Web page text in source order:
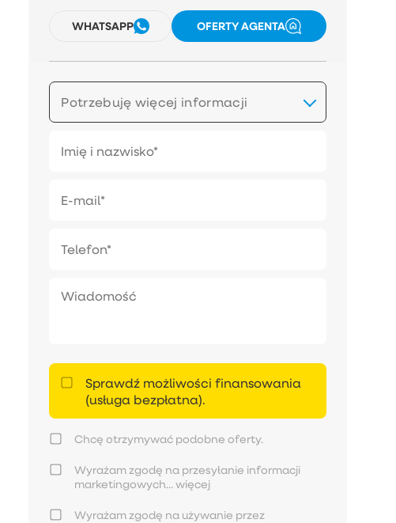
WHATSAPP OFERTY AGENTA
Potrzebuję więcej informacji
Sprawdź możliwości finansowania
(usługa bezpłatna).
Chcę otrzymywać podobne oferty.
Wyrażam zgodę na przesyłanie informacji
marketingowych... więcej
Wyrażam zgodę na używanie przez